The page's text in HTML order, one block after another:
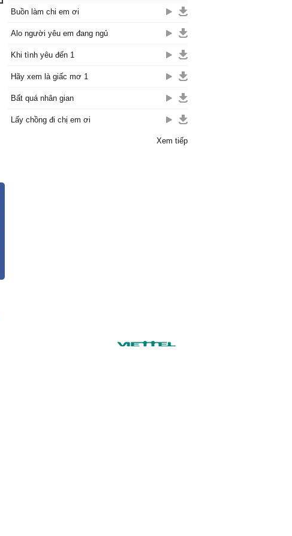
Buồn làm chi em ơi
Alo người yêu em đang ngủ
Khi tình yêu đến 1
Hãy xem là giấc mơ 1
Bất quá nhân gian
Lấy chồng đi chị em ơi
Xem tiếp